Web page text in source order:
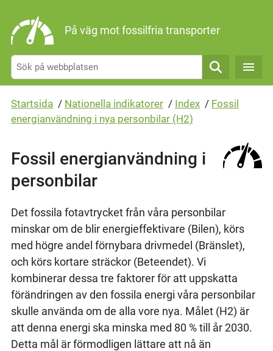
På väg mot fossilfria transporter
Sök
Startsida / Nationella indikatorer / Index / Fossil
energianvändning i nya personbilar (H2)
Fossil energianvändning i
personbilar
Det fossila fotavtrycket från våra personbilar
minskar om de blir energieffektivare (Bilen), körs
med högre andel förnybara drivmedel (Bränslet),
och körs kortare sträckor (Beteendet). Vi
kombinerar dessa tre faktorer för att uppskatta
förändringen av den fossila energi våra personbilar
skulle använda om de alla vore nya. Målet (H2) är
att denna energi ska minska med 80 % till år 2030.
Detta mål är förmodligen lättare att nå än